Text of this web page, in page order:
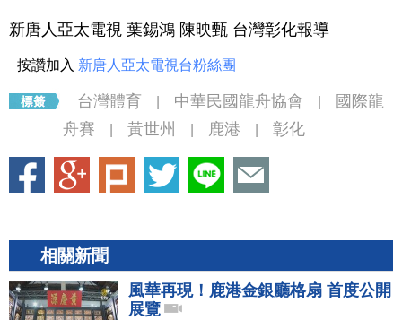
新唐人亞太電視 葉錫鴻 陳映甄 台灣彰化報導
按讚加入 新唐人亞太電視台粉絲團
台灣體育 中華民國龍舟協會
國際龍
舟賽
黃世州 鹿港 彰化
相關新聞
風華再現！鹿港金銀廳格扇 首度公開
展覽